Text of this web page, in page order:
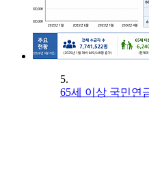
5.
65세 이상 국민연